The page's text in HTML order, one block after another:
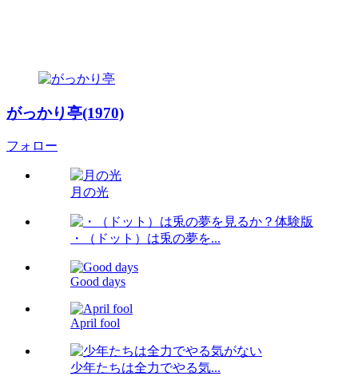
がっかり亭(1970)
フォロー
月の光
・（ドット）は兎の夢を...
Good days
April fool
少年たちは全力でやる気...